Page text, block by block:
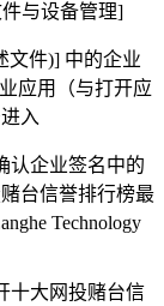
与设备管理]
文件)] 中的企业
应用（与打开应
入
认企业签名中的
台信誉排行榜最
Technology
十大网投赌台信